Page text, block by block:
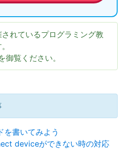
れているプログラミング教
御覧ください。
書いてみよう
deviceができない時の対応